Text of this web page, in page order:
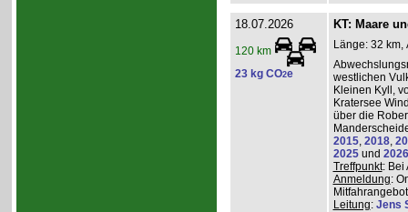
18.07.2026
120 km
23 kg CO2e
KT: Maare
Länge: 32 km,
westlichen
Kleinen Kyll,
Kratersee
über die
2015, 2018,
2025und 2026
Treffpunkt: Bei
Anmeldung:
Leitung: Jens